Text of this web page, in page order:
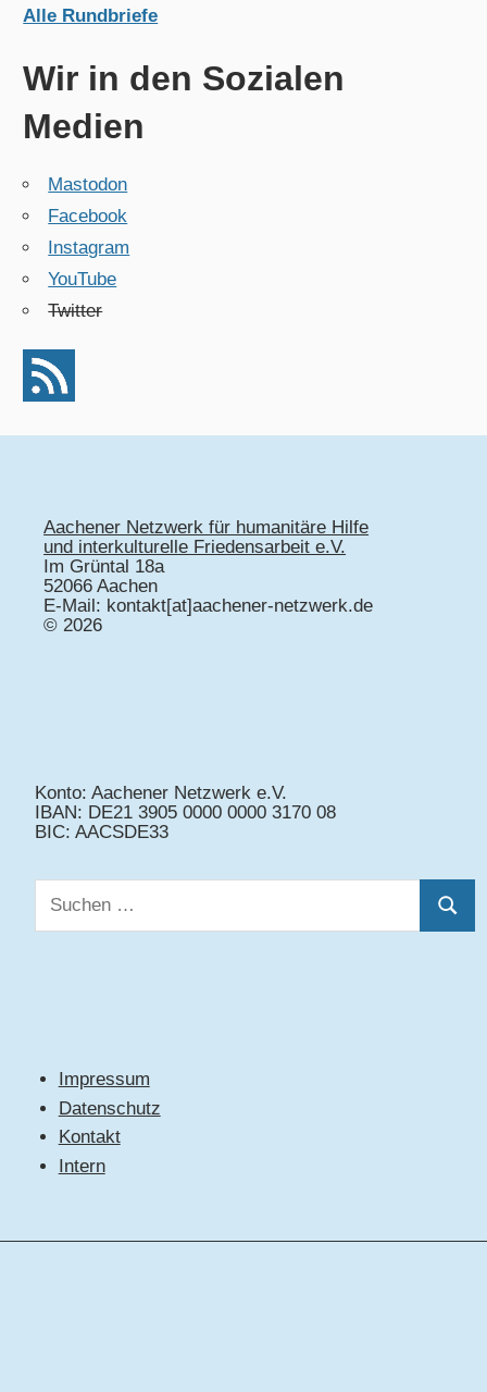
Alle Rundbriefe
Wir in den Sozialen
Medien
Mastodon
Facebook
Instagram
YouTube
Twitter
Aachener Netzwerk für humanitäre Hilfe
und interkulturelle Friedensarbeit e.V.
Im Grüntal 18a
52066 Aachen
E-Mail: kontakt[at]aachener-netzwerk.de
© 2026
Konto: Aachener Netzwerk e.V.
IBAN: DE21 3905 0000 0000 3170 08
BIC: AACSDE33
Suchen
nach:
Impressum
Datenschutz
Kontakt
Intern